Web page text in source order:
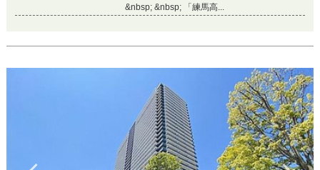
&nbsp; &nbsp; 「練馬高...